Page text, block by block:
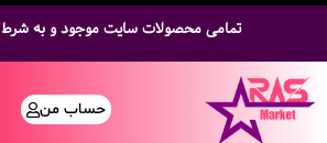
تمامی محصولات سایت موجود و به شرط
حساب من